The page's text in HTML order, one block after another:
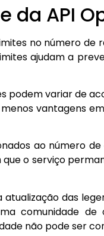
da API
no número de
ajudam a
podem variar de
vantagens
ao número
o serviço
atualização das
comunidade
não pode ser